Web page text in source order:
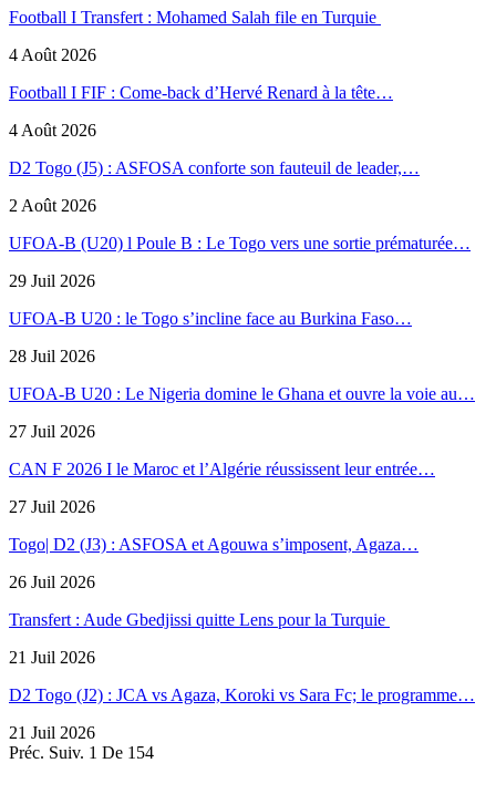
Football I Transfert : Mohamed Salah file en Turquie
4 Août 2026
Football I FIF : Come-back d’Hervé Renard à la tête…
4 Août 2026
D2 Togo (J5) : ASFOSA conforte son fauteuil de leader,…
2 Août 2026
UFOA-B (U20) l Poule B : Le Togo vers une sortie prématurée…
29 Juil 2026
UFOA-B U20 : le Togo s’incline face au Burkina Faso…
28 Juil 2026
UFOA-B U20 : Le Nigeria domine le Ghana et ouvre la voie au…
27 Juil 2026
CAN F 2026 I le Maroc et l’Algérie réussissent leur entrée…
27 Juil 2026
Togo| D2 (J3) : ASFOSA et Agouwa s’imposent, Agaza…
26 Juil 2026
Transfert : Aude Gbedjissi quitte Lens pour la Turquie
21 Juil 2026
D2 Togo (J2) : JCA vs Agaza, Koroki vs Sara Fc; le programme…
21 Juil 2026
Préc. Suiv. 1 De 154